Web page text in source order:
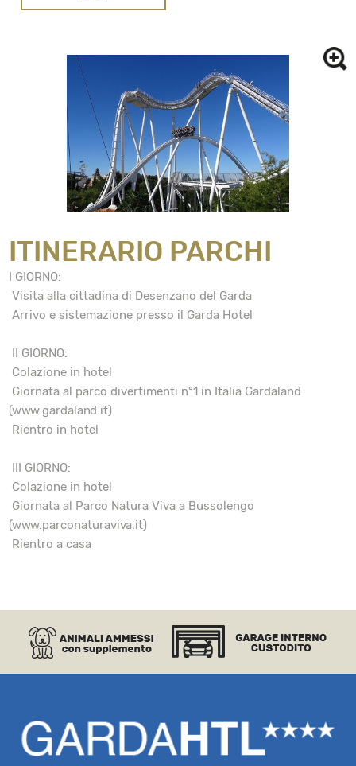
ITINERARIO PARCHI
I GIORNO:
Visita alla cittadina di Desenzano del Garda
Arrivo e sistemazione presso il Garda Hotel
II GIORNO:
Colazione in hotel
Giornata al parco divertimenti n°1 in Italia Gardaland
(www.gardaland.it)
Rientro in hotel
III GIORNO:
Colazione in hotel
Giornata al Parco Natura Viva a Bussolengo
(www.parconaturaviva.it)
Rientro a casa